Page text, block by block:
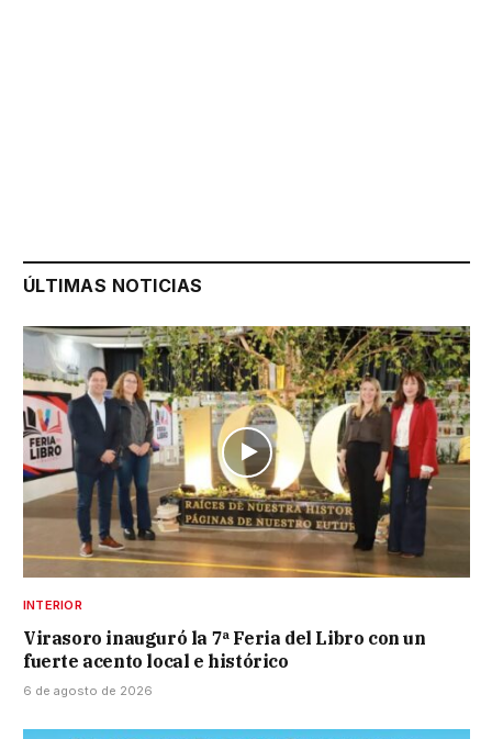
ÚLTIMAS NOTICIAS
INTERIOR
Virasoro inauguró la 7ª Feria del Libro con un
fuerte acento local e histórico
6 de agosto de 2026